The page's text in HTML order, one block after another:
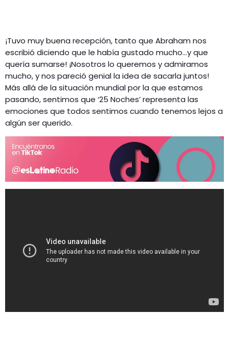
¡Tuvo muy buena recepción, tanto que Abraham nos
escribió diciendo que le había gustado mucho…y que
quería sumarse! ¡Nosotros lo queremos y admiramos
mucho, y nos pareció genial la idea de sacarla juntos!
Más allá de la situación mundial por la que estamos
pasando, sentimos que ‘25 Noches’ representa las
emociones que todos sentimos cuando tenemos lejos a
algún ser querido.